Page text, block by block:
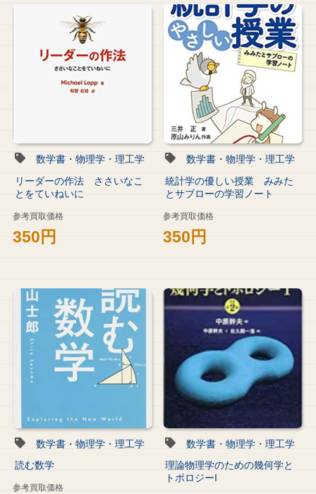
数学書・物理学・理工学
リーダーの作法 ささいなこ
とをていねいに
参考買取価格
350円
数学書・物理学・理工学
統計学の優しい授業 みみた
とサブローの学習ノート
参考買取価格
350円
数学書・物理学・理工学
読む数学
参考買取価格
数学書・物理学・理工学
理論物理学のための幾何学と
トポロジーI